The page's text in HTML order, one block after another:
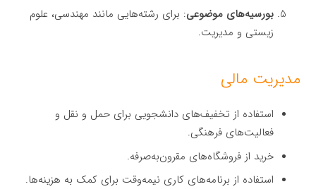
بورسیه‌های موضوعی: برای رشته‌هایی مانند مهندسی، علوم
زیستی و مدیریت.
مدیریت مالی
استفاده از تخفیف‌های دانشجویی برای حمل و نقل و
فعالیت‌های فرهنگی.
خرید از فروشگاه‌های مقرون‌به‌صرفه.
استفاده از برنامه‌های کاری نیمه‌وقت برای کمک به هزینه‌ها.